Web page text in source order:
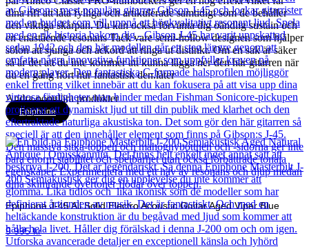
dina riff att låta fylliga och artikulerade samtidigt som de behåller
den viktiga skärpan. Du kan också förvänta dig oändlig sustain och
en enastående resonans Tack vare semi-hollow designen som hjälper
solon att sjunga och ackord att ringa ut distinkt. Om en sak är säker
så är det att du inte kommer att kunna lägga ner den här gitarren när
du en gång hört hur fantastisk den.låter
Andra populära produkter
Epiphone
Epiphone J-45 All Solid Electro Acoustic Guitar Aged Viper Blue
9 995kr